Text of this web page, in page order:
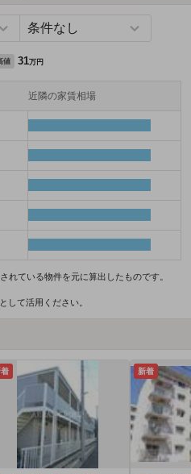
値 31万円
近隣の家賃相場
れている物件を元に算出したものです。
して活用ください。
新着